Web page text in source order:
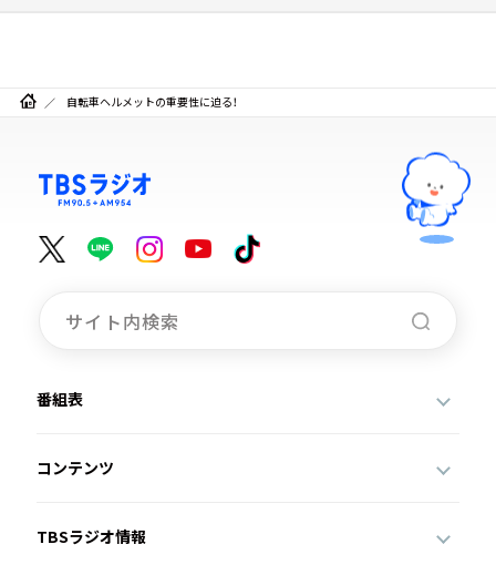
自転車ヘルメットの重要性に迫る！
番組表
コンテンツ
TBSラジオ情報